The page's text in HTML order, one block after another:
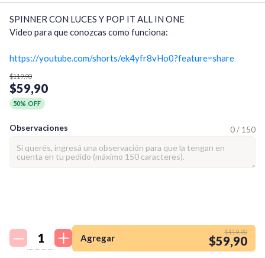
tienda así para mi
emprendimiento!
SPINNER CON LUCES Y POP IT ALL IN ONE
Video para que conozcas como funciona:
https://youtube.com/shorts/ek4yfr8vHo0?feature=share
$119,90
$59,90
50% OFF
Observaciones 0 / 150
Agregar
$119,90
$59,90